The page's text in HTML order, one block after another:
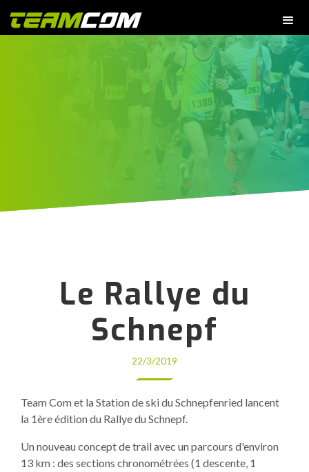
Le Rallye du
Schnepf
22/3/2019
Team Com et la Station de ski du Schnepfenried lancent
la 1ère édition du Rallye du Schnepf.
Un nouveau concept de trail avec un parcours d'environ
13 km : des sections chronométrées (1 descente, 1